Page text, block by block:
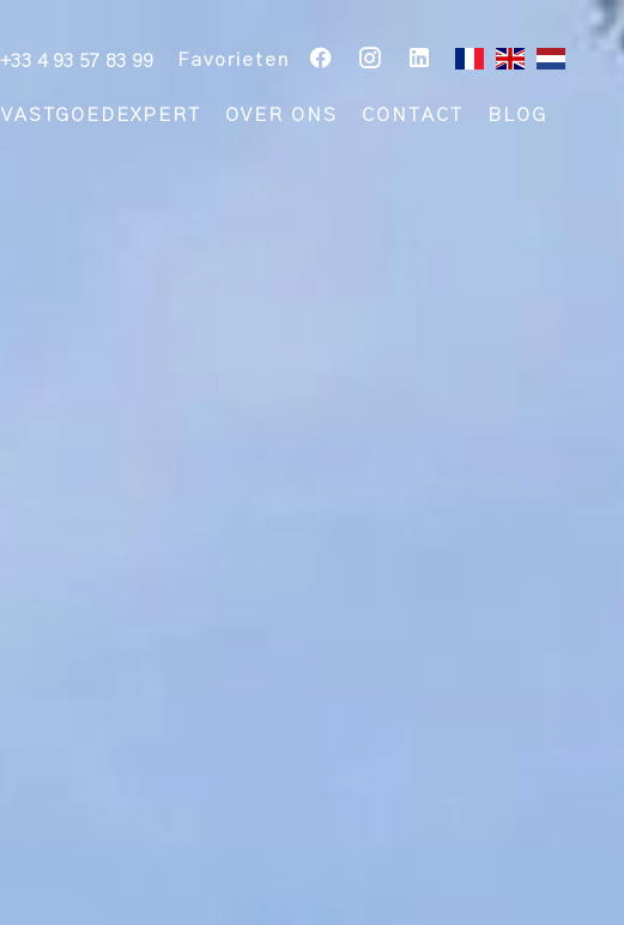
+33 4 93 57 83 99 Favorieten
VASTGOEDEXPERT OVER ONS CONTACT BLOG